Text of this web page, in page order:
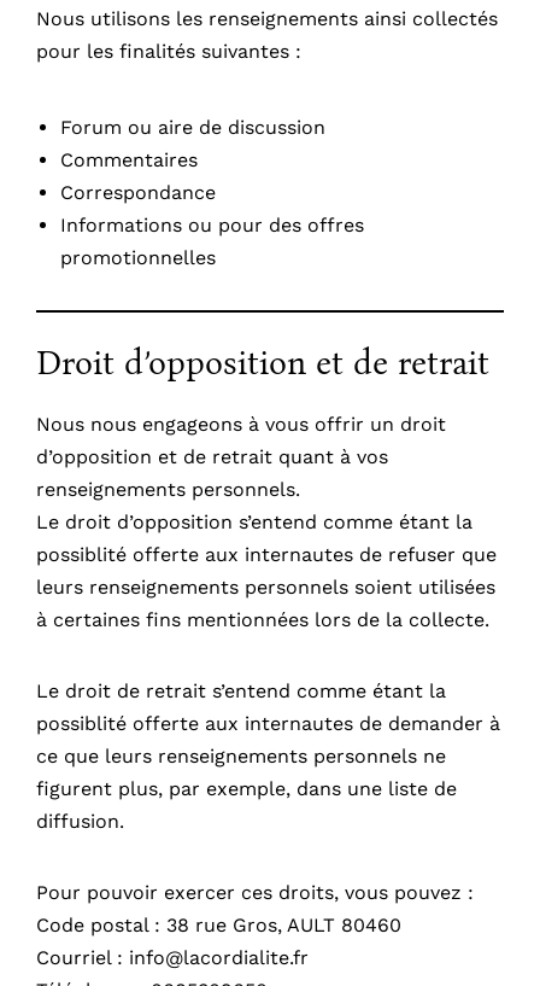
Nous utilisons les renseignements ainsi collectés
pour les finalités suivantes :
Forum ou aire de discussion
Commentaires
Correspondance
Informations ou pour des offres
promotionnelles
Droit d’opposition et de retrait
Nous nous engageons à vous offrir un droit
d’opposition et de retrait quant à vos
renseignements personnels.
Le droit d’opposition s’entend comme étant la
possiblité offerte aux internautes de refuser que
leurs renseignements personnels soient utilisées
à certaines fins mentionnées lors de la collecte.
Le droit de retrait s’entend comme étant la
possiblité offerte aux internautes de demander à
ce que leurs renseignements personnels ne
figurent plus, par exemple, dans une liste de
diffusion.
Pour pouvoir exercer ces droits, vous pouvez :
Code postal : 38 rue Gros, AULT 80460
Courriel : info@lacordialite.fr
Nos appartements
Réservez
Contactez nous